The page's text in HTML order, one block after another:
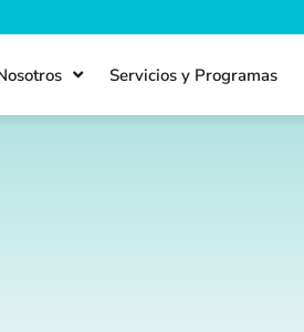
Servicios y Programas